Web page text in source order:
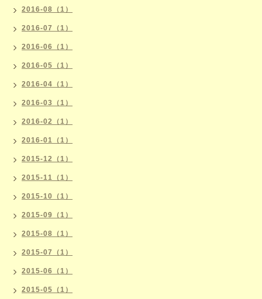
2016-08（1）
2016-07（1）
2016-06（1）
2016-05（1）
2016-04（1）
2016-03（1）
2016-02（1）
2016-01（1）
2015-12（1）
2015-11（1）
2015-10（1）
2015-09（1）
2015-08（1）
2015-07（1）
2015-06（1）
2015-05（1）